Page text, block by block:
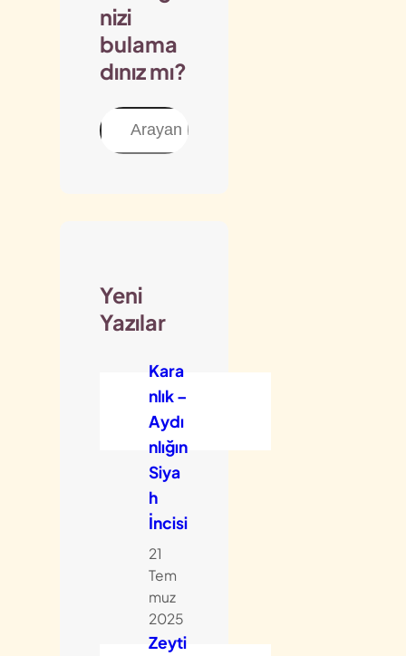
nizi
bulama
dınız mı?
Ara
Yeni
Yazılar
Kara
nlık –
Aydı
nlığın
Siya
h
İncisi
21
Tem
muz
2025
Zeyti